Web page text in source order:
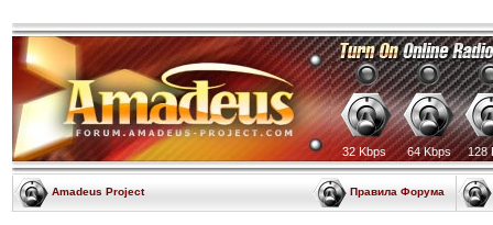
32 Kbps 64 Kbps 128
Amadeus Project Правила Форума